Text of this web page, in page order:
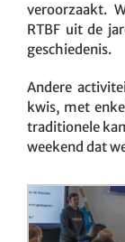
veroorzaakt.
RTBF uit de
geschiedenis.
Andere
kwis, met
traditionele
weekend dat